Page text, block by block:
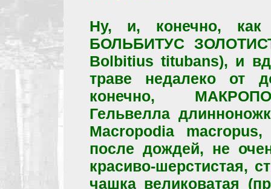
Ну, и, конечно,
БОЛЬБИТУС
Bolbitius titubans), и
траве недалеко от
конечно,
Гельвелла
Macropodia
после дождей, не
красиво-шерстистая,
чашка великоватая